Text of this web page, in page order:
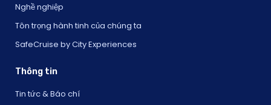
Nghề nghiệp
Tôn trọng hành tinh của chúng ta
SafeCruise by City Experiences
Thông tin
Tin tức & Báo chí